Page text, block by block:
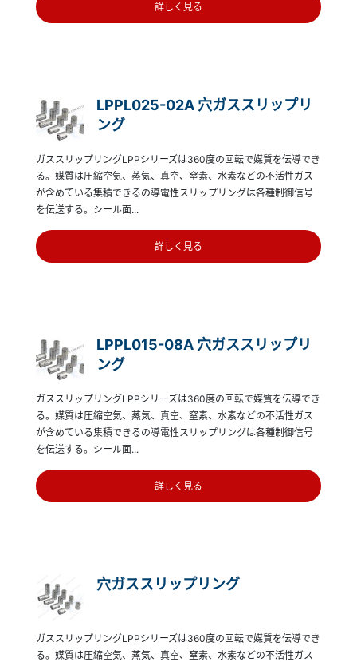
詳しく見る
LPPL025-02A 穴ガススリップリ
ング
ガススリップリングLPPシリーズは360度の回転で媒質を伝導でき
る。媒質は圧縮空気、蒸気、真空、窒素、水素などの不活性ガス
が含めている集積できるの導電性スリップリングは各種制御信号
を伝送する。シール面...
詳しく見る
LPPL015-08A 穴ガススリップリ
ング
ガススリップリングLPPシリーズは360度の回転で媒質を伝導でき
る。媒質は圧縮空気、蒸気、真空、窒素、水素などの不活性ガス
が含めている集積できるの導電性スリップリングは各種制御信号
を伝送する。シール面...
詳しく見る
穴ガススリップリング
ガススリップリングLPPシリーズは360度の回転で媒質を伝導でき
る。媒質は圧縮空気、蒸気、真空、窒素、水素などの不活性ガス